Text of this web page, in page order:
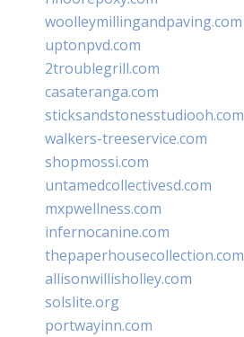
woolleymillingandpaving.com
uptonpvd.com
2troublegrill.com
casateranga.com
sticksandstonesstudiooh.com
walkers-treeservice.com
shopmossi.com
untamedcollectivesd.com
mxpwellness.com
infernocanine.com
thepaperhousecollection.com
allisonwillisholley.com
solslite.org
portwayinn.com